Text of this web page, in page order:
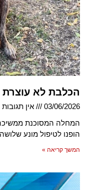
הכלבת לא עוצרת
03/06/2026
אין תגובות
המחלה המסוכנת
הופנו לטיפול מונע
המשך קריאה »